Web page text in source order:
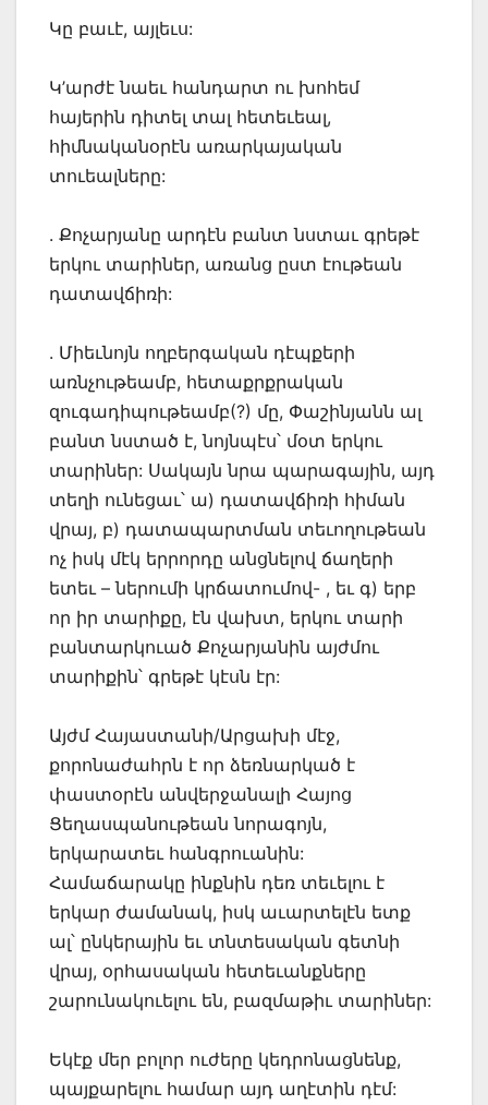
Կը բաւէ, այլեւս:
Կ’արժէ նաեւ հանդարտ ու խոհեմ
հայերին դիտել տալ հետեւեալ,
հիմնականօրէն առարկայական
տուեալները:
. Քոչարյանը արդէն բանտ նստաւ գրեթէ
երկու տարիներ, առանց ըստ էութեան
դատավճիռի:
. Միեւնոյն ողբերգական դէպքերի
առնչութեամբ, հետաքրքրական
զուգադիպութեամբ(?) մը, Փաշինյանն ալ
բանտ նստած է, նոյնպէս՝ մօտ երկու
տարիներ: Սակայն նրա պարագային, այդ
տեղի ունեցաւ՝ ա) դատավճիռի հիման
վրայ, բ) դատապարտման տեւողութեան
ոչ իսկ մէկ երրորդը անցնելով ճաղերի
ետեւ – ներումի կրճատումով- , եւ գ) երբ
որ իր տարիքը, էն վախտ, երկու տարի
բանտարկուած Քոչարյանին այժմու
տարիքին՝ գրեթէ կէսն էր:
Այժմ Հայաստանի/Արցախի մէջ,
քորոնաժահրն է որ ձեռնարկած է
փաստօրէն անվերջանալի Հայոց
Ցեղասպանութեան նորագոյն,
երկարատեւ հանգրուանին:
Համաճարակը ինքնին դեռ տեւելու է
երկար ժամանակ, իսկ աւարտելէն ետք
ալ՝ ընկերային եւ տնտեսական գետնի
վրայ, օրհասական հետեւանքները
շարունակուելու են, բազմաթիւ տարիներ:
Եկէք մեր բոլոր ուժերը կեդրոնացնենք,
պայքարելու համար այդ աղէտին դէմ: